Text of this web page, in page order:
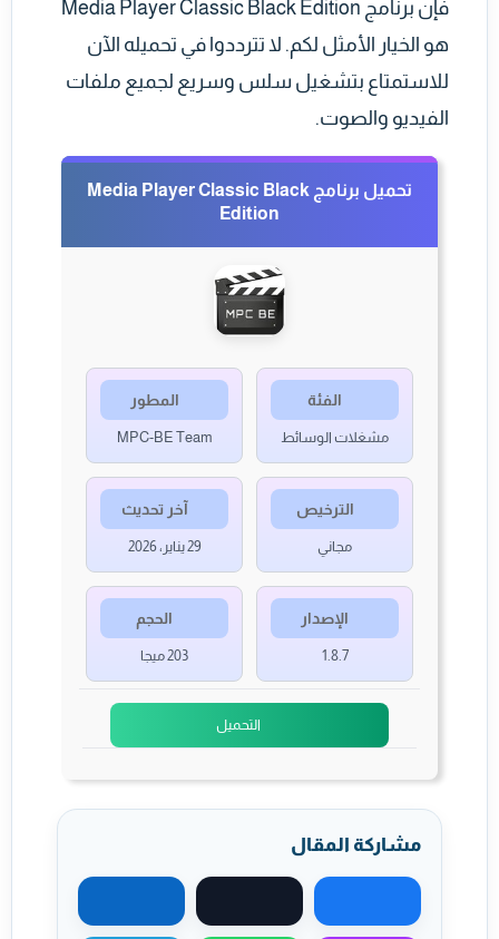
فإن برنامج Media Player Classic Black Edition
هو الخيار الأمثل لكم. لا تترددوا في تحميله الآن
للاستمتاع بتشغيل سلس وسريع لجميع ملفات
الفيديو والصوت.
تحميل برنامج Media Player Classic Black
Edition
الفئة
مشغلات الوسائط
المطور
MPC-BE Team
الترخيص
مجاني
آخر تحديث
29 يناير، 2026
الإصدار
1.8.7
الحجم
203 ميجا
التحميل
مشاركة المقال
مشاركة على فيسبوكمشاركة على X مشاركة على